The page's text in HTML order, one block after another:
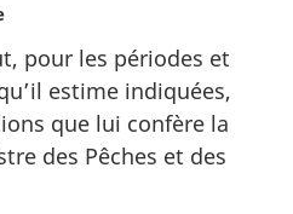
pour les périodes et
estime indiquées,
que lui confère la
des Pêches et des